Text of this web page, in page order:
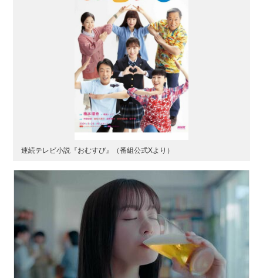
連続テレビ小説『おむすび』（番組公式Xより）